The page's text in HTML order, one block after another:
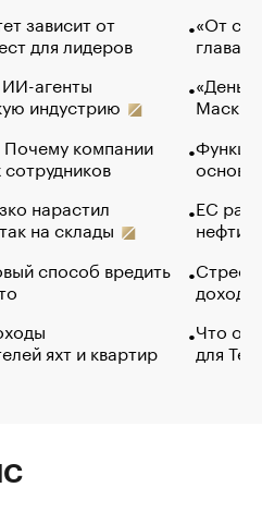
зависит от
для лидеров
агенты
индустрию
компании
нарастил
на склады
способ вредить
яхт и квартир
«От
глава
Маск в
основ
ЕС
нефти
Что
для